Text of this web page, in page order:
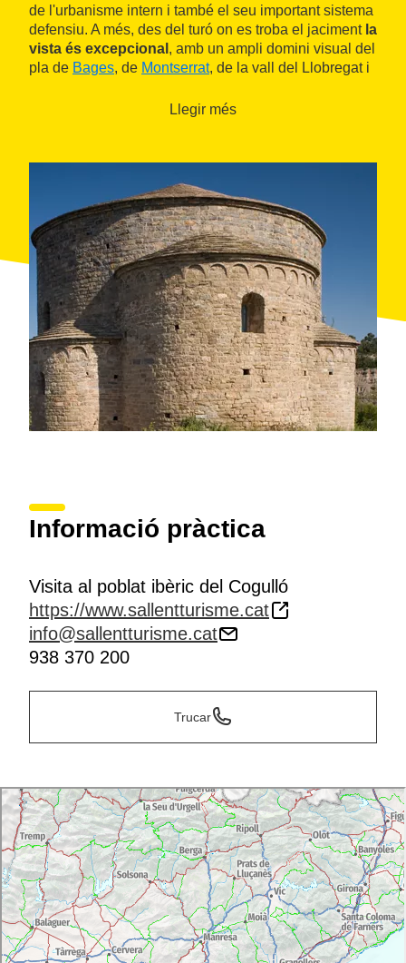
de l'urbanisme intern i també el seu important sistema
defensiu. A més, des del turó on es troba el jaciment la
vista és excepcional , amb un ampli domini visual del
pla de Bages, de Montserrat, de la vall del Llobregat i
La visita té una durada aproximada d'una hora. Es pot
Llegir més
Informació pràctica
Visita al poblat ibèric del Cogulló
https://www.sallentturisme.cat
info@sallentturisme.cat
938 370 200
Trucar